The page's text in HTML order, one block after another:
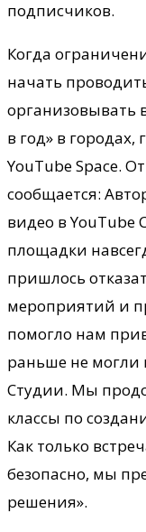
подписчиков.
Когда
начать
организовывать
в год» в
YouTube Space.
сообщается:
видео в YouTube
площадки
пришлось
мероприятий и
помогло нам
раньше не могли
Студии. Мы
классы по
Как только
безопасно, мы
решения».